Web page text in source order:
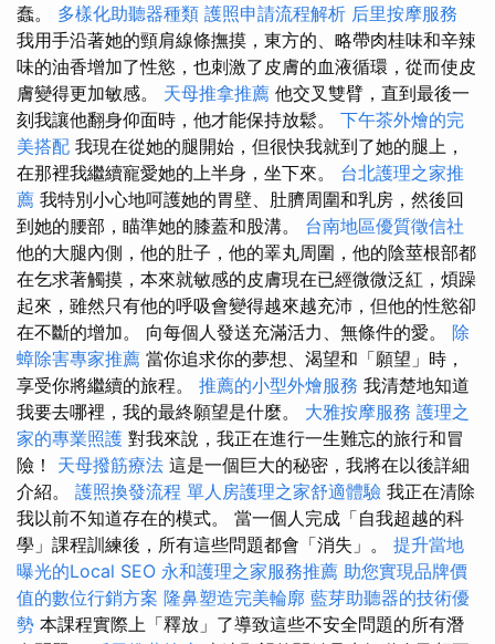
蠢。 多樣化助聽器種類 護照申請流程解析 后里按摩服務
我用手沿著她的頸肩線條撫摸，東方的、略帶肉桂味和辛辣
味的油香增加了性慾，也刺激了皮膚的血液循環，從而使皮
膚變得更加敏感。 天母推拿推薦 他交叉雙臂，直到最後一
刻我讓他翻身仰面時，他才能保持放鬆。 下午茶外燴的完
美搭配 我現在從她的腿開始，但很快我就到了她的腿上，
在那裡我繼續寵愛她的上半身，坐下來。 台北護理之家推
薦 我特別小心地呵護她的胃壁、肚臍周圍和乳房，然後回
到她的腰部，瞄準她的膝蓋和股溝。 台南地區優質徵信社
他的大腿內側，他的肚子，他的睪丸周圍，他的陰莖根部都
在乞求著觸摸，本來就敏感的皮膚現在已經微微泛紅，煩躁
起來，雖然只有他的呼吸會變得越來越充沛，但他的性慾卻
在不斷的增加。 向每個人發送充滿活力、無條件的愛。 除
蟑除害專家推薦 當你追求你的夢想、渴望和「願望」時，
享受你將繼續的旅程。 推薦的小型外燴服務 我清楚地知道
我要去哪裡，我的最終願望是什麼。 大雅按摩服務 護理之
家的專業照護 對我來說，我正在進行一生難忘的旅行和冒
險！ 天母撥筋療法 這是一個巨大的秘密，我將在以後詳細
介紹。 護照換發流程 單人房護理之家舒適體驗 我正在清除
我以前不知道存在的模式。 當一個人完成「自我超越的科
學」課程訓練後，所有這些問題都會「消失」。 提升當地
曝光的Local SEO 永和護理之家服務推薦 助您實現品牌價
值的數位行銷方案 隆鼻塑造完美輪廓 藍芽助聽器的技術優
勢 本課程實際上「釋放」了導致這些不安全問題的所有潛